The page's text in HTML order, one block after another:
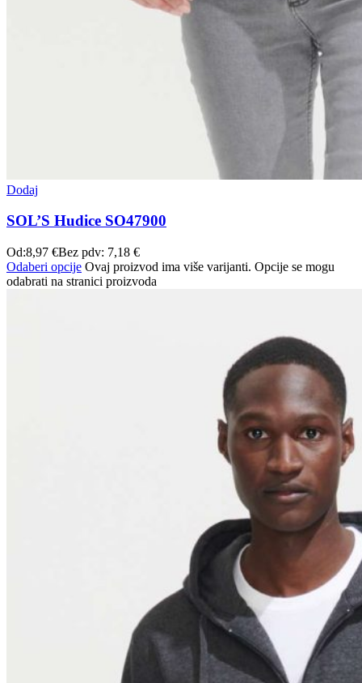
Dodaj
SOL’S Hudice SO47900
Od:8,97 €Bez pdv: 7,18 €
Odaberi opcije Ovaj proizvod ima više varijanti. Opcije se mogu
odabrati na stranici proizvoda